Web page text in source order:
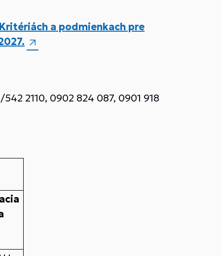
Kritériách a podmienkach pre
2110, 0902 824 087, 0901 918